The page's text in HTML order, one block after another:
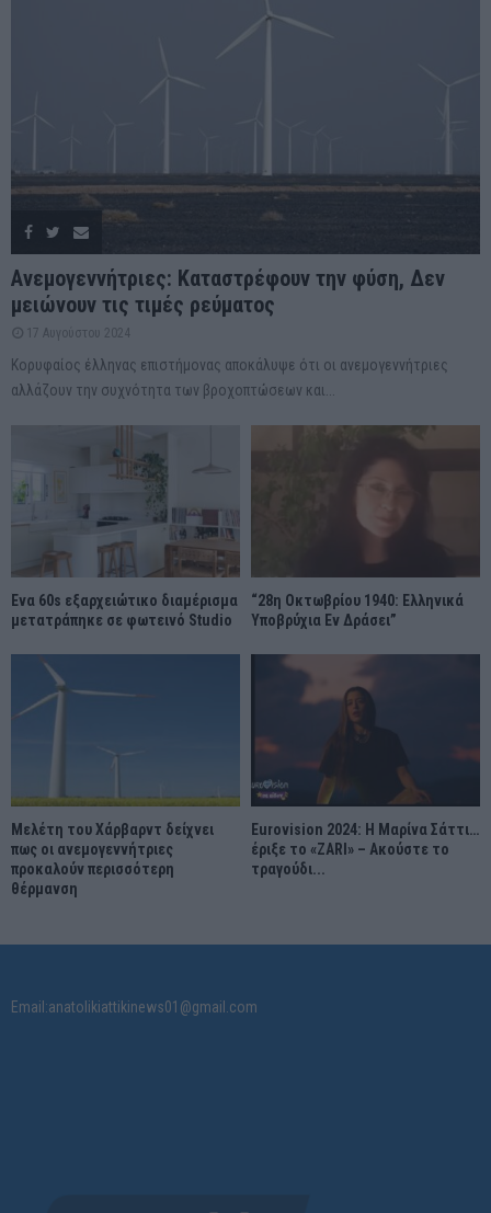
Ανεμογεννήτριες: Καταστρέφουν την φύση, Δεν
μειώνουν τις τιμές ρεύματος
17 Αυγούστου 2024
Κορυφαίος έλληνας επιστήμονας αποκάλυψε ότι οι ανεμογεννήτριες
αλλάζουν την συχνότητα των βροχοπτώσεων και...
Ένα 60s εξαρχειώτικο διαμέρισμα
μετατράπηκε σε φωτεινό Studio
“28η Οκτωβρίου 1940: Ελληνικά
Υποβρύχια Εν Δράσει”
Μελέτη του Χάρβαρντ δείχνει
πως οι ανεμογεννήτριες
προκαλούν περισσότερη
θέρμανση
Eurovision 2024: Η Μαρίνα Σάττι…
έριξε το «ZARI» – Ακούστε το
τραγούδι...
Email:anatolikiattikinews01@gmail.com